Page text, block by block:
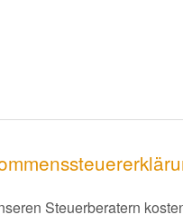
Steuerberatern